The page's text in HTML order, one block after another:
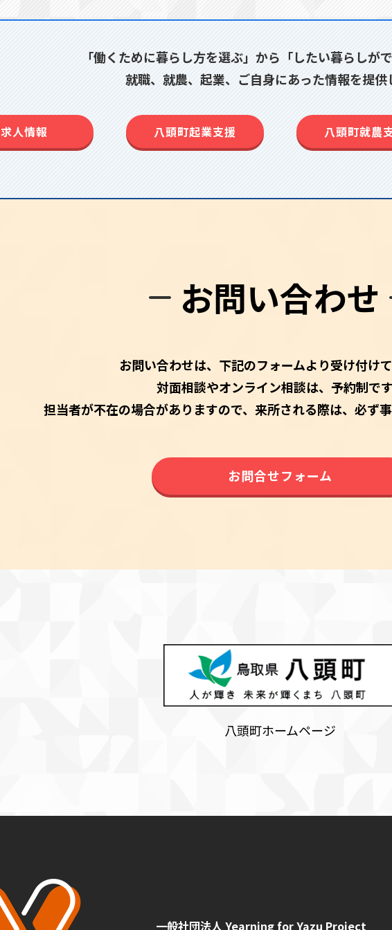
「働くために暮らし方を選ぶ」から「したい暮らしが
就職、就農、起業、ご自身にあった情報を提供
求人情報 八頭町起業支援 八頭町就農
お問い合わせ
お問い合わせは、下記のフォームより受け付けて
対面相談やオンライン相談は、予約制です
担当者が不在の場合がありますので、来所される際は、必ず
お問合せフォーム
八頭町ホームページ
一般社団法人 Yearning for Yazu Project